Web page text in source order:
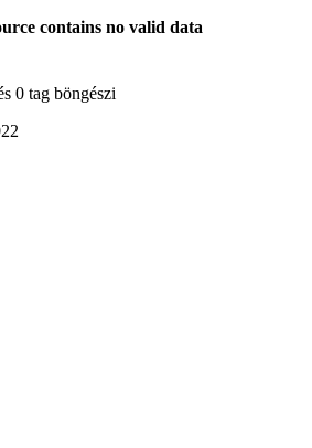
contains no valid data
0 tag böngészi